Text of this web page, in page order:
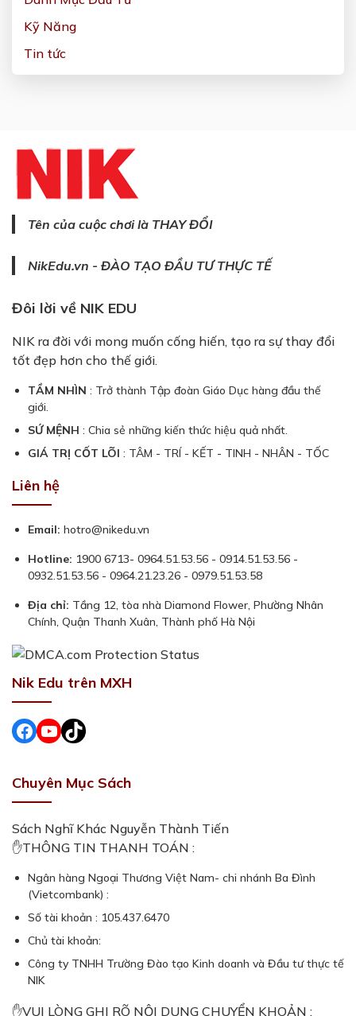
Kỹ Năng
Tin tức
Tên của cuộc chơi là THAY ĐỔI
NikEdu.vn - ĐÀO TẠO ĐẦU TƯ THỰC TẾ
Đôi lời về NIK EDU
NIK ra đời với mong muốn cống hiến, tạo ra sự thay đổi
tốt đẹp hơn cho thế giới.
TẦM NHÌN : Trở thành Tập đoàn Giáo Dục hàng đầu thế
giới.
SỨ MỆNH : Chia sẻ những kiến thức hiệu quả nhất.
GIÁ TRỊ CỐT LÕI : TÂM - TRÍ - KẾT - TINH - NHÂN - TỐC
Liên hệ
Email: hotro@nikedu.vn
Hotline: 1900 6713- 0964.51.53.56 - 0914.51.53.56 -
0932.51.53.56 - 0964.21.23.26 - 0979.51.53.58
Địa chỉ: Tầng 12, tòa nhà Diamond Flower, Phường Nhân
Chính, Quận Thanh Xuân, Thành phố Hà Nội
Nik Edu trên MXH
Facebook # #
Chuyên Mục Sách
Sách Nghĩ Khác Nguyễn Thành Tiến
✋THÔNG TIN THANH TOÁN :
Ngân hàng Ngoại Thương Việt Nam- chi nhánh Ba Đình
(Vietcombank) :
Số tài khoản : 105.437.6470
Chủ tài khoản:
Công ty TNHH Trường Đào tạo Kinh doanh và Đầu tư thực tế
NIK
✋VUI LÒNG GHI RÕ NỘI DUNG CHUYỂN KHOẢN :